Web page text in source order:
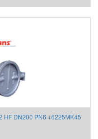
HF DN200 PN6 +6225MK45